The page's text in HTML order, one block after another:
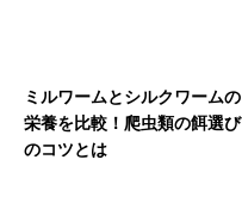
ミルワームとシルクワームの
栄養を比較！爬虫類の餌選び
のコツとは